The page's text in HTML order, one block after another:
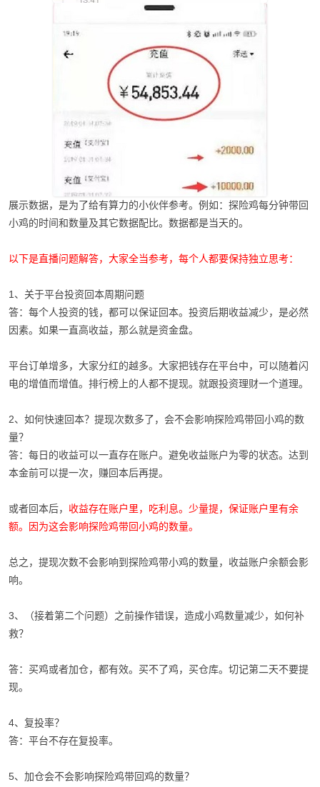
展示数据，是为了给有算力的小伙伴参考。例如：探险鸡每分钟带回
小鸡的时间和数量及其它数据配比。数据都是当天的。
以下是直播问题解答，大家全当参考，每个人都要保持独立思考：
1、关于平台投资回本周期问题
答：每个人投资的钱，都可以保证回本。投资后期收益减少，是必然
因素。如果一直高收益，那么就是资金盘。
平台订单增多，大家分红的越多。大家把钱存在平台中，可以随着闪
电的增值而增值。排行榜上的人都不提现。就跟投资理财一个道理。
2、如何快速回本？提现次数多了，会不会影响探险鸡带回小鸡的数
量？
答：每日的收益可以一直存在账户。避免收益账户为零的状态。达到
本金前可以提一次，赚回本后再提。
或者回本后， 收益存在账户里，吃利息。少量提，保证账户里有余
额。因为这会影响探险鸡带回小鸡的数量。
总之，提现次数不会影响到探险鸡带小鸡的数量，收益账户余额会影
响。
3、（接着第二个问题）之前操作错误，造成小鸡数量减少，如何补
救？
答：买鸡或者加仓，都有效。买不了鸡，买仓库。切记第二天不要提
现。
4、复投率？
答：平台不存在复投率。
5、加仓会不会影响探险鸡带回鸡的数量？